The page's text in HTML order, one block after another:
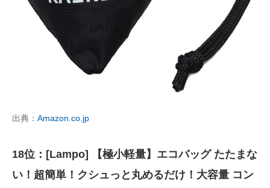
出典： Amazon.co.jp
18位：[Lampo] 【極小軽量】エコバッグ たたまな
い！超簡単！クシュっと丸めるだけ！大容量 コン